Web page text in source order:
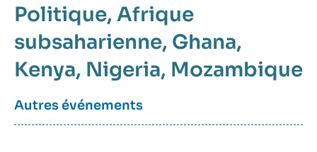
Politique Afrique
subsaharienne Ghana
Kenya Nigeria Mozambique
Autres événements